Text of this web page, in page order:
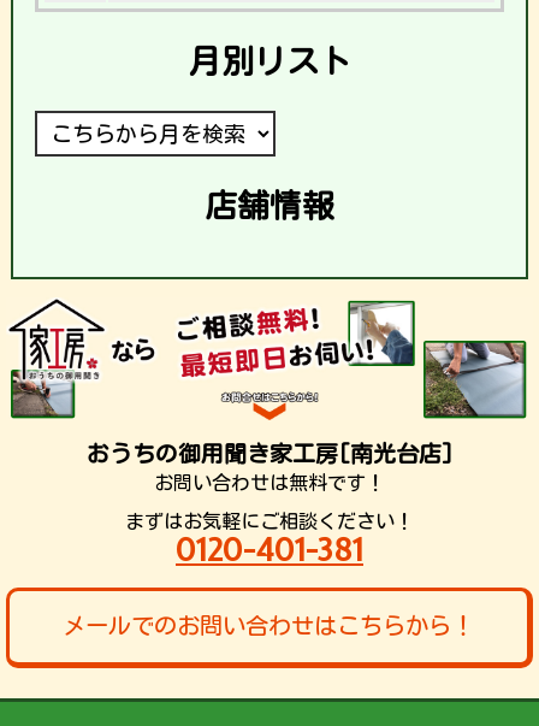
月別リスト
店舗情報
おうちの御用聞き家工房[南光台店]
お問い合わせは無料です！
まずはお気軽にご相談ください！
0120-401-381
メールでのお問い合わせはこちらから！